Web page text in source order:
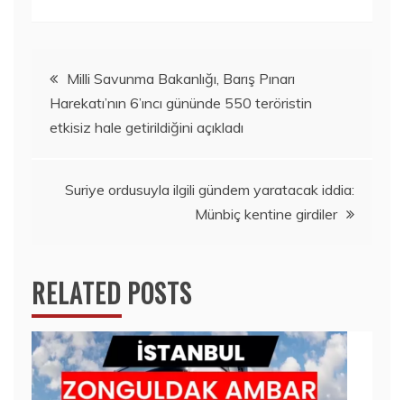
Yazı
gezinmesi
Milli Savunma Bakanlığı, Barış Pınarı
Harekatı’nın 6’ıncı gününde 550 teröristin
etkisiz hale getirildiğini açıkladı
Suriye ordusuyla ilgili gündem yaratacak iddia:
Münbiç kentine girdiler
RELATED POSTS